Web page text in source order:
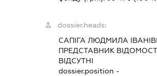
dossier.heads:
САПІГА ЛЮДМИЛА
ПРЕДСТАВНИК
ВІДСУТНІ
dossier.position -